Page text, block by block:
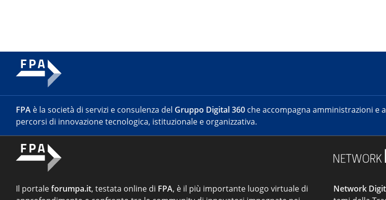
FPA è la società di servizi e consulenza del Gruppo Digital 360 che accompagna amministrazioni e
percorsi di innovazione tecnologica, istituzionale e organizzativa.
Il portaleforumpa.it, testata online di FPA, è il più importante luogo virtuale di
Network